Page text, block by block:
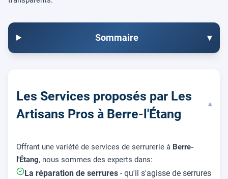
Sommaire ▾
Les Services proposés par Les
Artisans Pros à Berre-l'Étang
▾
Offrant une variété de services de serrurerie à Berre-
l'Étang, nous sommes des experts dans:
La réparation de serrures - qu'il s'agisse de serrures